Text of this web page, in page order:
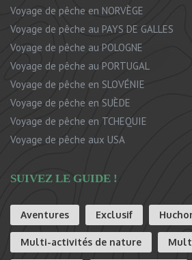
Voyage de pêche en NORVÈGE
Voyage de pêche au PAYS DE GALLES
Voyage de pêche au POLOGNE
Voyage de pêche au PORTUGAL
Voyage de pêche en SLOVÉNIE
Voyage de pêche en SUÈDE
Voyage de pêche en TCHEQUIE
Voyage de pêche aux USA
SUIVEZ LE GUIDE !
Aventures Exclusif
Multi-activités de nature